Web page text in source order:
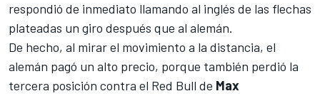
respondió de inmediato llamando al inglés de las flechas
plateadas un giro después que al alemán.
De hecho, al mirar el movimiento a la distancia, el
alemán pagó un alto precio, porque también perdió la
tercera posición contra el Red Bull de Max